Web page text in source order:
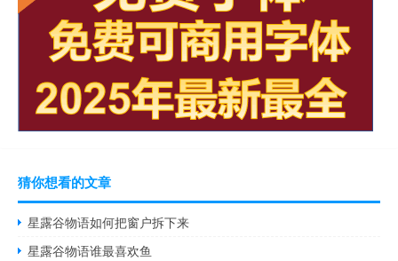
猜你想看的文章
星露谷物语如何把窗户拆下来
星露谷物语谁最喜欢鱼